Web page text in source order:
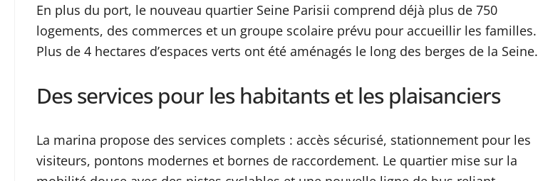
En plus du port, le nouveau quartier Seine Parisii comprend déjà plus de 750
logements, des commerces et un groupe scolaire prévu pour accueillir les familles.
Plus de 4 hectares d’espaces verts ont été aménagés le long des berges de la Seine.
Des services pour les habitants et les plaisanciers
La marina propose des services complets : accès sécurisé, stationnement pour les
visiteurs, pontons modernes et bornes de raccordement. Le quartier mise sur la